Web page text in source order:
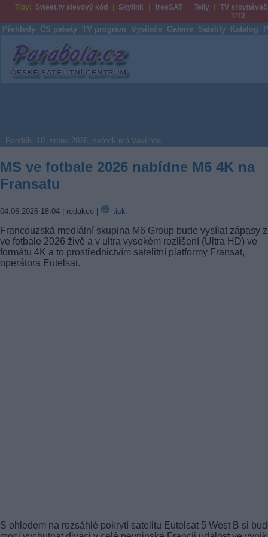
Tipy: Sweet.tv slevový kód Skylink freeSAT Telly
TV srovnávač
T/T2
Přehledy ČS pakety TV program Vysílače Galerie Satelity Katalog
Parabola.cz
Pondělí, 10. srpna 2026, svátek má Vavřinec
MS ve fotbale 2026 nabídne M6 4K na
Fransatu
04.06.2026 18:04 | redakce | tisk
Francouzská mediální skupina M6 Group bude vysílat zápasy
ve fotbale 2026 živě a v ultra vysokém rozlišení (Ultra HD) ve
formátu 4K a to prostřednictvím satelitní platformy Fransat,
operátora Eutelsat.
S ohledem na rozsáhlé pokrytí satelitu Eutelsat 5 West B si